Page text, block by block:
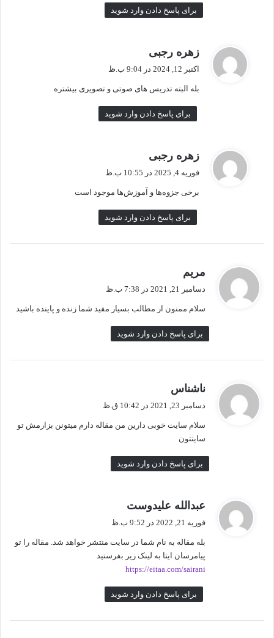
برای پاسخ دادن وارد شوید
زهره رجبی
:
اکتبر 12, 2024 در 9:04 ب.ظ
بله البته تدریس های صوتی و تصویری بیشتره
برای پاسخ دادن وارد شوید
زهره رجبی
:
فوریه 4, 2025 در 10:55 ب.ظ
برخی جزوه‌ها و آموزش‌ها موجود است
برای پاسخ دادن وارد شوید
مریم
:
دسامبر 21, 2021 در 7:38 ب.ظ
سلام ممنون از مطالب بسیار مفید شما زنده و پاینده باشید
برای پاسخ دادن وارد شوید
ناشناس
:
دسامبر 23, 2021 در 10:42 ق.ظ
سلام سایت خوبی دارین من مقاله دارم میتونن بزارمش تو
سایتتون
برای پاسخ دادن وارد شوید
عبدالله علیدوست
:
فوریه 21, 2022 در 9:52 ب.ظ
بله مقاله به نام شما در سایت منتشر خواهد شد. مقاله را تو
پیامرسان ایتا به لینک زیر بفرستید
https://eitaa.com/sairani
برای پاسخ دادن وارد شوید